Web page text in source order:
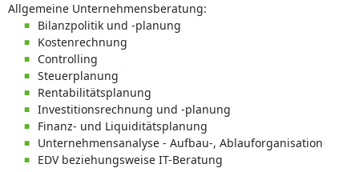
Allgemeine Unternehmensberatung:
Bilanzpolitik und -planung
Kostenrechnung
Controlling
Steuerplanung
Rentabilitätsplanung
Investitionsrechnung und -planung
Finanz- und Liquiditätsplanung
Unternehmensanalyse - Aufbau-, Ablauforganisation
EDV beziehungsweise IT-Beratung